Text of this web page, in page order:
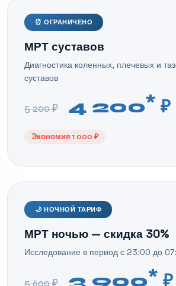
⏰ ОГРАНИЧЕНО
МРТ суставов
Диагностика коленных, плечевых и
суставов
5 200 ₽ 4 200* ₽
Экономия 1 000 ₽
🌙 НОЧНОЙ ТАРИФ
МРТ ночью — скидка 30%
Исследование в период с 23:00 до
5 600 ₽ 3 900* ₽